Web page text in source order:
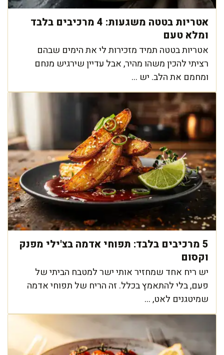
אטריות בטטה משגעות: 4 מרכיבים בלבד
ומלא טעם
אטריות בטטה תמיד מזכירות לי את הימים שבהם
רציתי להכין משהו מהיר, אבל עדיין שירגיש מנחם
ומחמם את הלב. יש ...
5 מרכיבים בלבד: תפוחי אדמה בצ'ילי מפנק
וקסום
יש ריח אחד שמחזיר אותי ישר למטבח הביתי של
פעם, בלי להתאמץ בכלל. זה הריח של תפוחי אדמה
שמיטגנים לאט, ...